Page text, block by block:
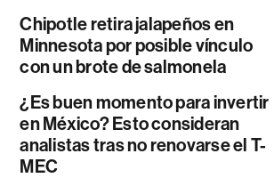
Chipotle retira jalapeños en
Minnesota por posible vínculo
con un brote de salmonela
¿Es buen momento para invertir
en México? Esto consideran
analistas tras no renovarse el T-
MEC